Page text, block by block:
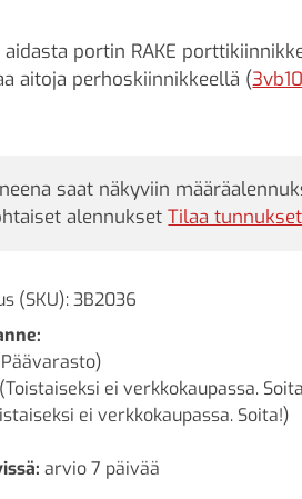
aidasta portin RAKE
aitoja perhoskiinnikkeellä (
saat näkyviin
alennuksetTilaa tunnukset
(SKU): 3B2036
ei verkkokaupassa.
ei verkkokaupassa. Soita!)
arvio 7 päivää